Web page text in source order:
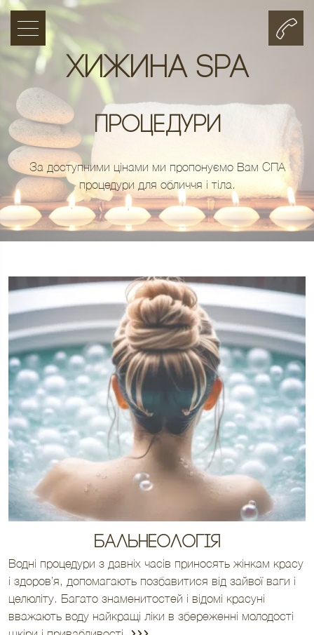
Хижина SPA
Процедури
За доступними цінами ми пропонуємо Вам СПА
процедури для обличчя і тіла.
Бальнеологія
Водні процедури з давніх часів приносять жінкам красу
і здоров’я, допомагають позбавитися від зайвої ваги і
целюліту. Багато знаменитостей і відомі красуні
вважають воду найкращі ліки в збереженні молодості